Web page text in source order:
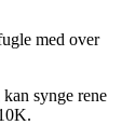
med over
synge rene